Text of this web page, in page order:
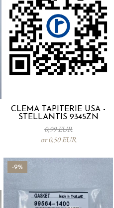
CLEMA TAPITERIE USA -
STELLANTIS 9345ZN
0,99 EUR
от 0,50 EUR
-9%